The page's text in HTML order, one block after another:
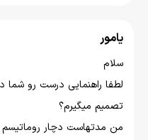
یامور
سلام
لطفا راهنمایی درست رو
تصمیم میگیرم؟
من مدتهاست دچار